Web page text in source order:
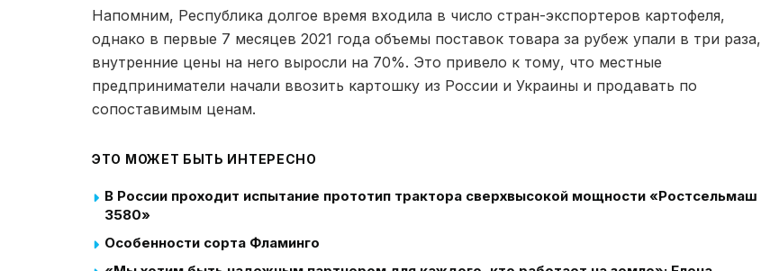
Напомним, Республика долгое время входила в число стран-экспортеров картофеля,
однако в первые 7 месяцев 2021 года объемы поставок товара за рубеж упали в три раза,
внутренние цены на него выросли на 70%. Это привело к тому, что местные
предприниматели начали ввозить картошку из России и Украины и продавать по
сопоставимым ценам.
ЭТО МОЖЕТ БЫТЬ ИНТЕРЕСНО
В России проходит испытание прототип трактора сверхвысокой мощности «Ростсельмаш
3580»
Особенности сорта Фламинго